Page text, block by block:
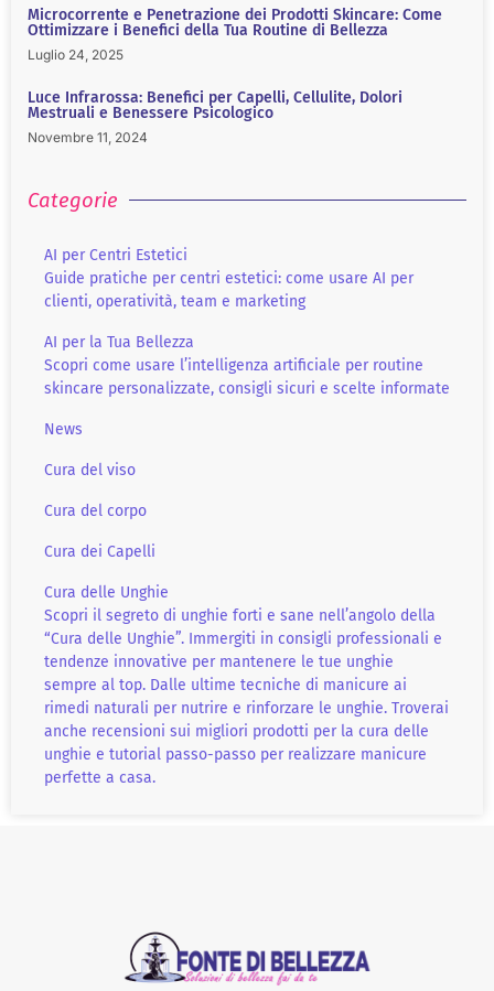
Microcorrente e Penetrazione dei Prodotti Skincare: Come
Ottimizzare i Benefici della Tua Routine di Bellezza
Luglio 24, 2025
Luce Infrarossa: Benefici per Capelli, Cellulite, Dolori
Mestruali e Benessere Psicologico
Novembre 11, 2024
Categorie
AI per Centri Estetici
Guide pratiche per centri estetici: come usare AI per
clienti, operatività, team e marketing
AI per la Tua Bellezza
Scopri come usare l’intelligenza artificiale per routine
skincare personalizzate, consigli sicuri e scelte informate
News
Cura del viso
Cura del corpo
Cura dei Capelli
Cura delle Unghie
Scopri il segreto di unghie forti e sane nell’angolo della
“Cura delle Unghie”. Immergiti in consigli professionali e
tendenze innovative per mantenere le tue unghie
sempre al top. Dalle ultime tecniche di manicure ai
rimedi naturali per nutrire e rinforzare le unghie. Troverai
anche recensioni sui migliori prodotti per la cura delle
unghie e tutorial passo-passo per realizzare manicure
perfette a casa.